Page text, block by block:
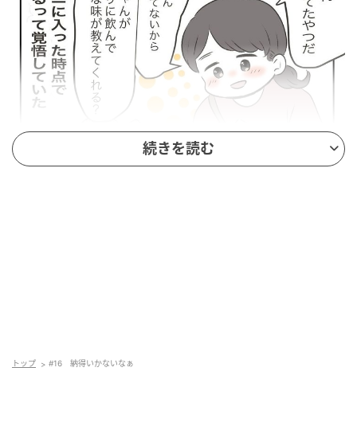
続きを読む
トップ #16 納得いかないなぁ